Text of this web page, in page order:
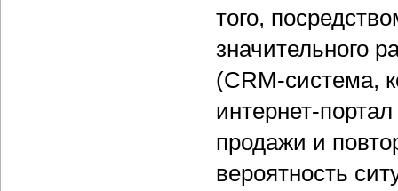
того,
значительного
(CRM-система,
интернет-
продажи и
вероятность